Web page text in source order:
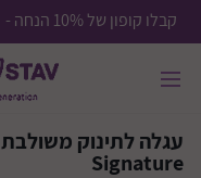
קבלו קופון של 10% הנחה -
Signature